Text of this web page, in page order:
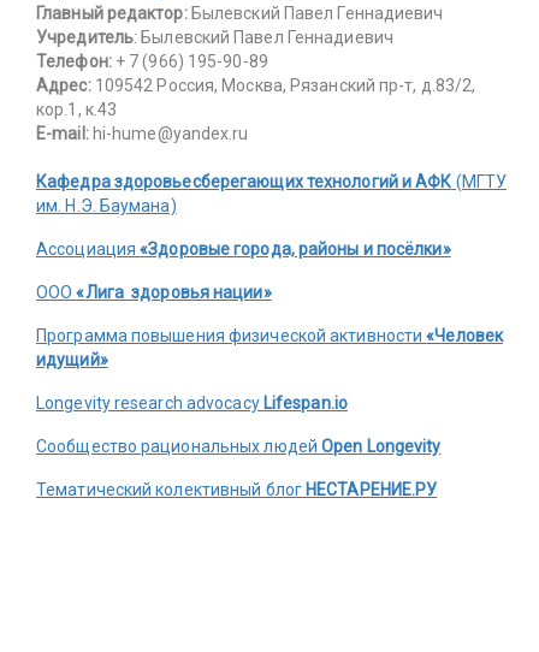
Главный редактор: Былевский Павел Геннадиевич
Учредитель: Былевский Павел Геннадиевич
Телефон: + 7 (966) 195-90-89
Адрес: 109542 Россия, Москва, Рязанский пр-т, д.83/2,
кор.1, к.43
E-mail: hi-hume@yandex.ru
Кафедра здоровьесберегающих технологий и АФК (МГТУ
им. Н.Э. Баумана)
Ассоциация«Здоровые города, районы и посёлки»
ООО«Лига здоровья нации»
Программа повышения физической активности«Человек
идущий»
Longevity research advocacy Lifespan.io
Сообщество рациональных людей Open Longevity
Тематический колективный блог НЕСТАРЕНИЕ.РУ